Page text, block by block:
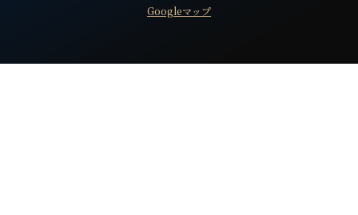
Googleマップ